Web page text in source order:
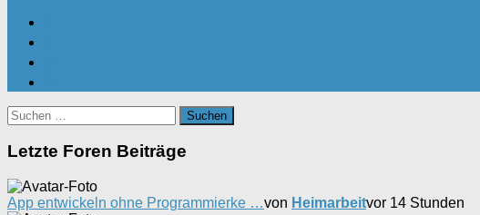
Suchen
nach:
Letzte Foren Beiträge
App entwickeln ohne Programmierke …von Heimarbeitvor 14 Stunden